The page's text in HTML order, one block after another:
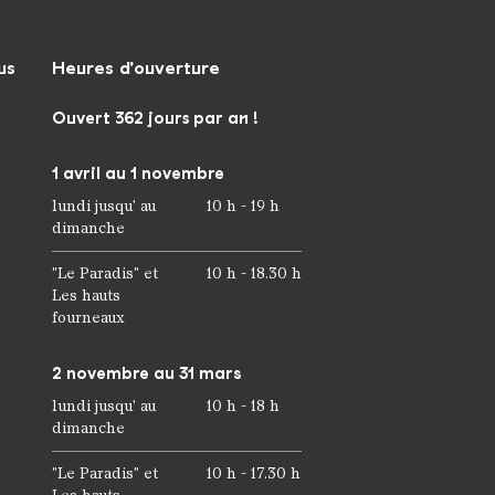
Heures d'ouverture
Ouvert 362 jours par an !
1 avril au 1 novembre
lundi jusqu' au
dimanche
10 h - 19 h
"Le Paradis" et
Les hauts
fourneaux
10 h - 18.30 h
2 novembre au 31 mars
lundi jusqu' au
dimanche
10 h - 18 h
"Le Paradis" et
10 h - 17.30 h